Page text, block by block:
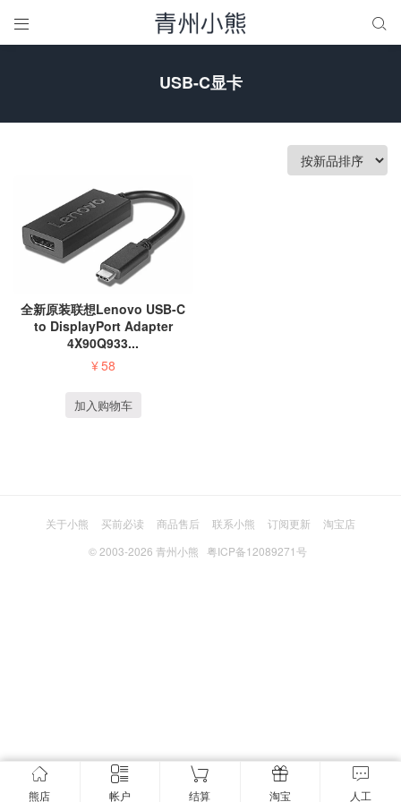
 
USB-C显卡
全新原装联想Lenovo USB-C
to DisplayPort Adapter
4X90Q933...
¥58
加入购物车
熊店 帐户 结算 淘宝 人工
关于小熊 买前必读 商品售后 联系小熊 订阅更新
淘宝店
© 2003-2026 青州小熊 粤ICP备12089271号